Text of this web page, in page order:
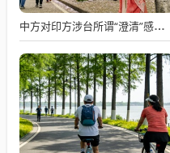
中方对印方涉台所谓“澄清”感到意外